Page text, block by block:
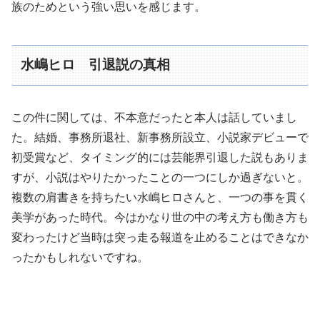
族のためという強い思いを感じます。
水嶋ヒロ 引退説の真相
この件に関しては、不本意だったと本人は話していまし
た。結婚、事務所退社、新事務所設立、小説家デビューで
初受賞など、タイミング的には芸能界引退した説もありま
すが、小説はやりたかったことの一つにしか過ぎないと。
複数の肩書きを持ちたい水嶋ヒロさんと、一つの事を貫く
美学があった時代。今はかなり世の中の考え方も働き方も
変わったけど当時は突っ走る報道を止めることはできなか
ったかもしれないですね。